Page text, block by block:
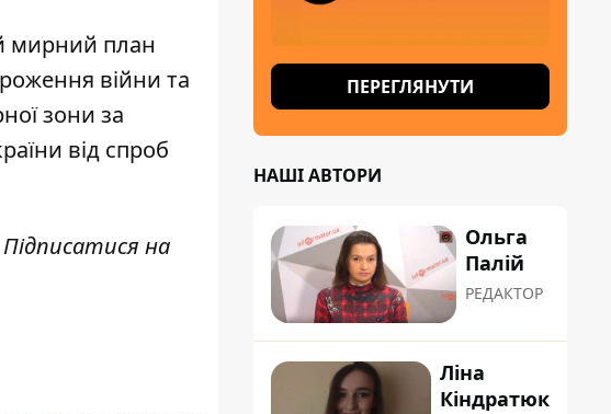
мирний план
війни та
зони за
від спроб
на
ПЕРЕГЛЯНУТИ
НАШІ АВТОРИ
Ольга
Палій
РЕДАКТОР
Ліна
Кіндратюк